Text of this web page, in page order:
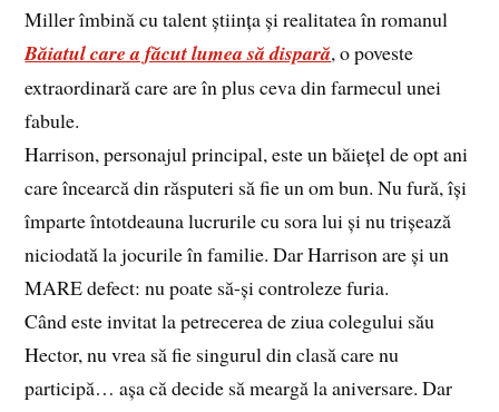
Miller îmbină cu talent știința și realitatea în romanul
Băiatul care a făcut lumea să dispară, o poveste
extraordinară care are în plus ceva din farmecul unei
fabule.
Harrison, personajul principal, este un băiețel de opt ani
care încearcă din răsputeri să fie un om bun. Nu fură, își
împarte întotdeauna lucrurile cu sora lui și nu trișează
niciodată la jocurile în familie. Dar Harrison are și un
MARE defect: nu poate să-și controleze furia.
Când este invitat la petrecerea de ziua colegului său
Hector, nu vrea să fie singurul din clasă care nu
participă… așa că decide să meargă la aniversare. Dar